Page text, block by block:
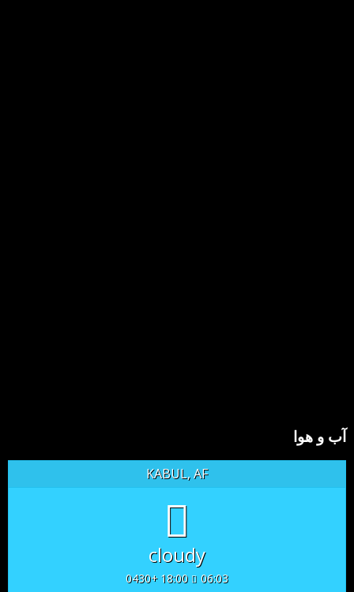
آب و هوا
KABUL, AF
cloudy
06:03
18:00 +0430